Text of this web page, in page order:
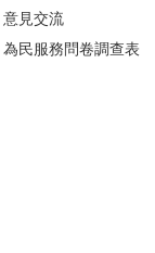
意見交流
為民服務問卷調查表